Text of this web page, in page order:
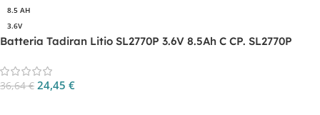
8.5 AH
3.6V
Batteria Tadiran Litio SL2770P 3.6V 8.5Ah C CP. SL2770P
36,64€ 24,45 €